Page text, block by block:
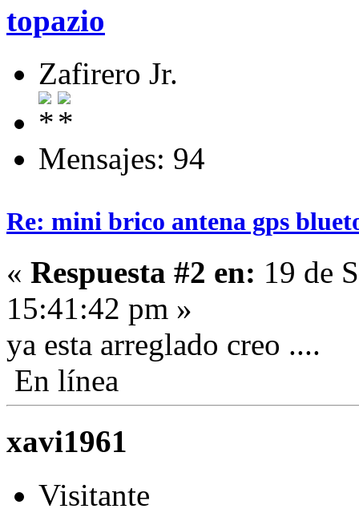
topazio
Zafirero Jr.
Mensajes: 94
Re: mini brico antena gps
« Respuesta #2 en: 19 de
15:41:42 pm »
ya esta arreglado creo ....
En línea
xavi1961
Visitante